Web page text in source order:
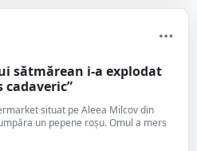
sătmărean i-a explodat
situat pe Aleea Milcov din
un pepene roșu. Omul a mers